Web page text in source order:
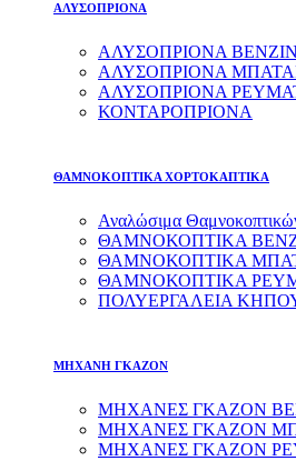
ΑΛΥΣΟΠΡΙΟΝΑ
ΑΛΥΣΟΠΡΙΟΝΑ
ΑΛΥΣΟΠΡΙΟΝΑ
ΑΛΥΣΟΠΡΙΟΝΑ
ΚΟΝΤΑΡΟΠΡΙΟΝΑ
ΘΑΜΝΟΚΟΠΤΙΚΑ ΧΟΡΤΟΚΑΠΤΙΚΑ
Αναλώσιμα
ΘΑΜΝΟΚΟΠΤΙΚΑ
ΘΑΜΝΟΚΟΠΤΙΚΑ
ΘΑΜΝΟΚΟΠΤΙΚΑ
ΠΟΛΥΕΡΓΑΛΕΙΑ
ΜΗΧΑΝΗ ΓΚΑΖΟΝ
ΜΗΧΑΝΕΣ ΓΚΑΖΟΝ
ΜΗΧΑΝΕΣ ΓΚΑΖΟΝ
ΜΗΧΑΝΕΣ ΓΚΑΖΟΝ